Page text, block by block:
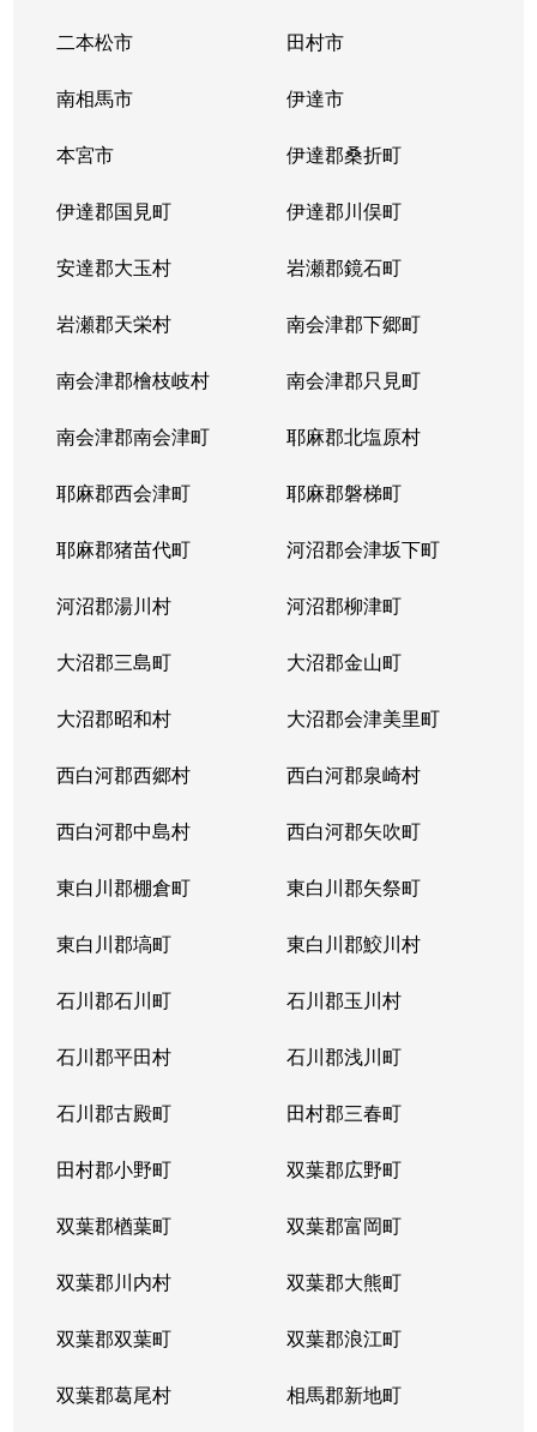
二本松市 田村市
南相馬市 伊達市
本宮市 伊達郡桑折町
伊達郡国見町 伊達郡川俣町
安達郡大玉村 岩瀬郡鏡石町
岩瀬郡天栄村 南会津郡下郷町
南会津郡檜枝岐村 南会津郡只見町
南会津郡南会津町 耶麻郡北塩原村
耶麻郡西会津町 耶麻郡磐梯町
耶麻郡猪苗代町 河沼郡会津坂下町
河沼郡湯川村 河沼郡柳津町
大沼郡三島町 大沼郡金山町
大沼郡昭和村 大沼郡会津美里町
西白河郡西郷村 西白河郡泉崎村
西白河郡中島村 西白河郡矢吹町
東白川郡棚倉町 東白川郡矢祭町
東白川郡塙町 東白川郡鮫川村
石川郡石川町 石川郡玉川村
石川郡平田村 石川郡浅川町
石川郡古殿町 田村郡三春町
田村郡小野町 双葉郡広野町
双葉郡楢葉町 双葉郡富岡町
双葉郡川内村 双葉郡大熊町
双葉郡双葉町 双葉郡浪江町
双葉郡葛尾村 相馬郡新地町